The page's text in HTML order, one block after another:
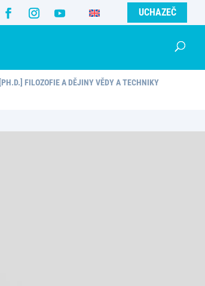
UCHAZEČ
[PH.D.] FILOZOFIE A DĚJINY VĚDY A TECHNIKY